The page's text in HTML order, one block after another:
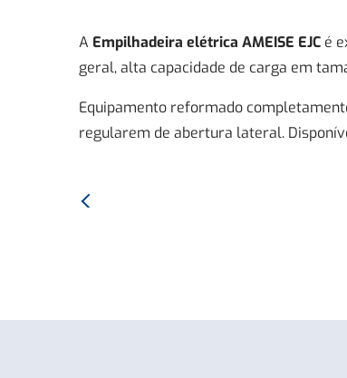
A Empilhadeira elétrica AMEISE EJC é
geral, alta capacidade de carga em
Equipamento reformado
regularem de abertura lateral.
Anterior: